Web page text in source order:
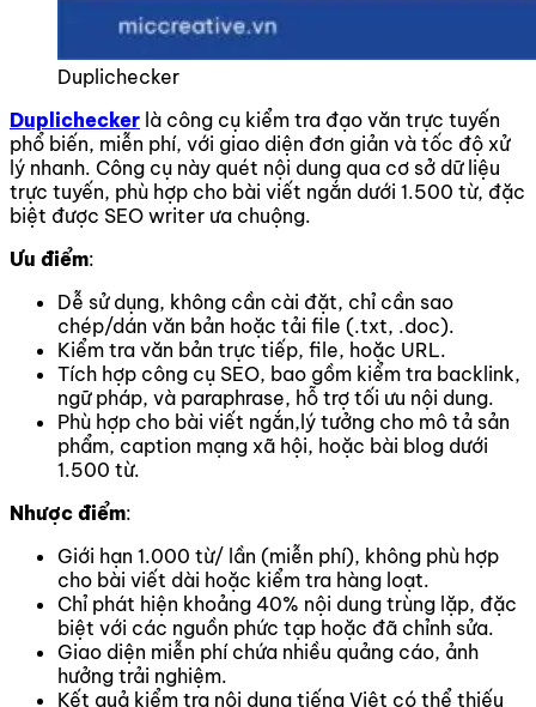
Duplichecker
Duplichecker là công cụ kiểm tra đạo văn trực tuyến
phổ biến, miễn phí, với giao diện đơn giản và tốc độ xử
lý nhanh. Công cụ này quét nội dung qua cơ sở dữ liệu
trực tuyến, phù hợp cho bài viết ngắn dưới 1.500 từ, đặc
biệt được SEO writer ưa chuộng.
Ưu điểm:
Dễ sử dụng, không cần cài đặt, chỉ cần sao
chép/dán văn bản hoặc tải file (.txt, .doc).
Kiểm tra văn bản trực tiếp, file, hoặc URL.
Tích hợp công cụ SEO, bao gồm kiểm tra backlink,
ngữ pháp, và paraphrase, hỗ trợ tối ưu nội dung.
Phù hợp cho bài viết ngắn,lý tưởng cho mô tả sản
phẩm, caption mạng xã hội, hoặc bài blog dưới
1.500 từ.
Nhược điểm:
Giới hạn 1.000 từ/ lần (miễn phí), không phù hợp
cho bài viết dài hoặc kiểm tra hàng loạt.
Chỉ phát hiện khoảng 40% nội dung trùng lặp, đặc
biệt với các nguồn phức tạp hoặc đã chỉnh sửa.
Giao diện miễn phí chứa nhiều quảng cáo, ảnh
hưởng trải nghiệm.
Kết quả kiểm tra nội dung tiếng Việt có thể thiếu